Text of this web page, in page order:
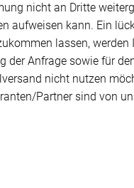
nicht an Dritte
aufweisen kann. Ein
lassen,
der Anfrage sowie für
nicht nutzen
Partner sind von